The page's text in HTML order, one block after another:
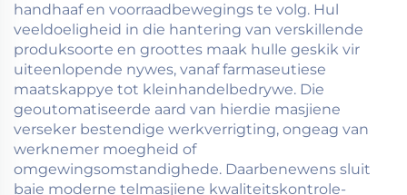
handhaaf en voorraadbewegings te volg. Hul
veeldoeligheid in die hantering van verskillende
produksoorte en groottes maak hulle geskik vir
uiteenlopende nywes, vanaf farmaseutiese
maatskappye tot kleinhandelbedrywe. Die
geoutomatiseerde aard van hierdie masjiene
verseker bestendige werkverrigting, ongeag van
werknemer moegheid of
omgewingsomstandighede. Daarbenewens sluit
baie moderne telmasjiene kwaliteitskontrole-